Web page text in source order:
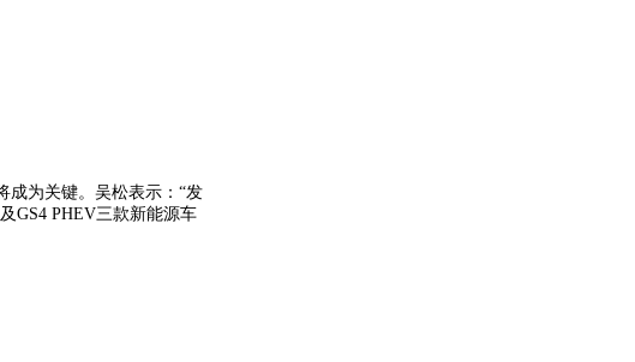
为关键。吴松表示：“发
GS4 PHEV三款新能源车